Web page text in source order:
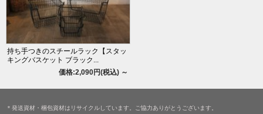
持ち手つきのスチールラック【スタッ
キングバスケット ブラック...
価格:2,090円(税込) ～
＊発送資材・梱包資材はリサイクルしています。ご協力ありがとうございます。